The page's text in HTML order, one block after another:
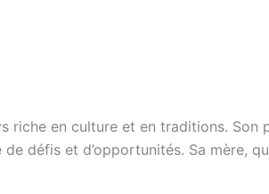
riche en culture et en traditions. Son
défis et d’opportunités. Sa mère,